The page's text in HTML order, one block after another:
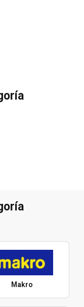
Makro